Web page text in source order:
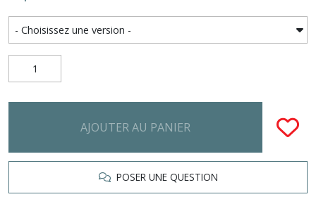
AJOUTER AU PANIER
POSER UNE QUESTION